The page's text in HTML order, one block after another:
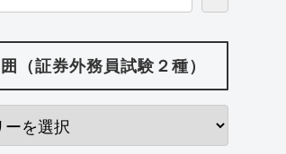
（証券外務員試験２種）